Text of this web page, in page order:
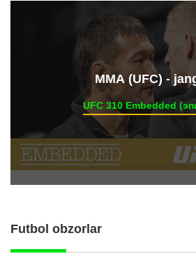
ММА (UFC) -
UFC 310 Embedded
Futbol obzorlar